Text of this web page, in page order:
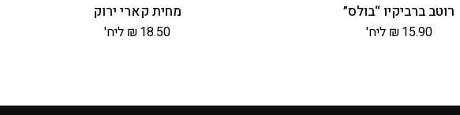
רוטב ברביקיו “בולס”
₪ 15.90 ליח'
מחית קארי ירוק
₪ 18.50 ליח'